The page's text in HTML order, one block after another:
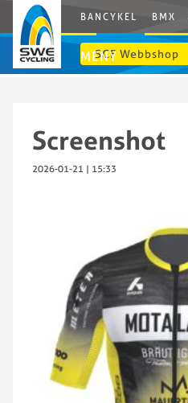
BANCYKEL BMX
MENY
SCF Webbshop
Screenshot
2026-01-21 | 15:33